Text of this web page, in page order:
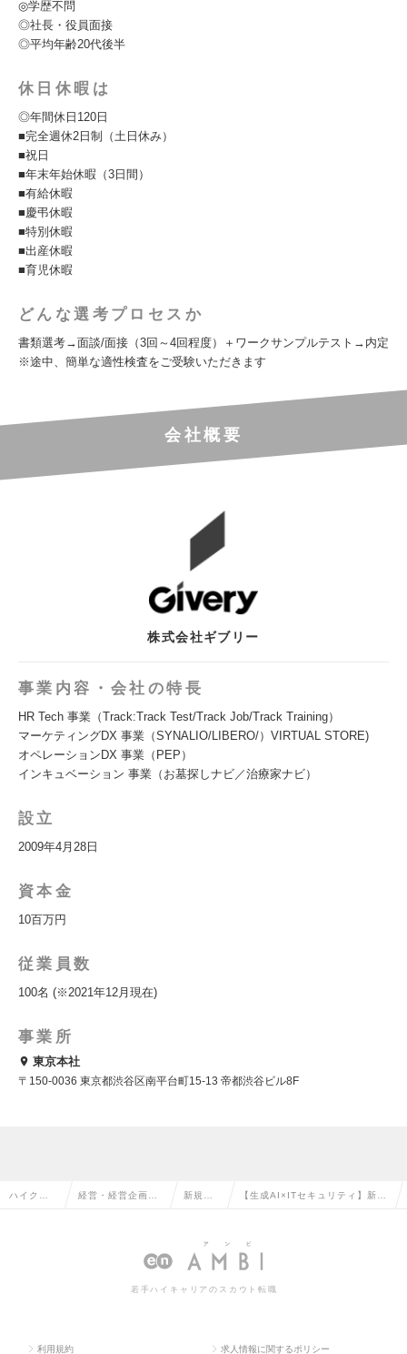
◎学歴不問
◎社長・役員面接
◎平均年齢20代後半
休日休暇は
◎年間休日120日
■完全週休2日制（土日休み）
■祝日
■年末年始休暇（3日間）
■有給休暇
■慶弔休暇
■特別休暇
■出産休暇
■育児休暇
どんな選考プロセスか
書類選考→面談/面接（3回～4回程度）＋ワークサンプルテスト→内定
※途中、簡単な適性検査をご受験いただきます
会社概要
株式会社ギブリー
事業内容・会社の特長
HR Tech 事業（Track:Track Test/Track Job/Track Training）
マーケティングDX 事業（SYNALIO/LIBERO/）VIRTUAL STORE)
オペレーションDX 事業（PEP）
インキュベーション 事業（お墓探しナビ／治療家ナビ）
設立
2009年4月28日
資本金
10百万円
従業員数
100名 (※2021年12月現在)
事業所
東京本社
〒150-0036 東京都渋谷区南平台町15-13 帝都渋谷ビル8F
ハイクラ 経営・経営企画・ 新規事
職
【生成AI×ITセキュリティ】新規
若手ハイキャリアのスカウト転職
利用規約 求人情報に関するポリシー